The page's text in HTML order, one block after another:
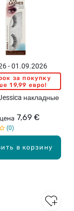
в корзину
- 01.09.2026
за покупку
19,99 евро!
накладные
7,69 €
0